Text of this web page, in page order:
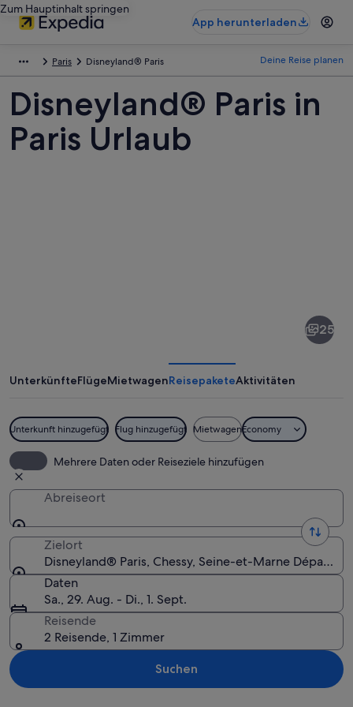
Zum Hauptinhalt springen
App herunterladen
Paris Disneyland® Paris Deine Reise planen
Disneyland® Paris in
Paris Urlaub
25
UnterkünfteFlügeMietwagenReisepaketeAktivitäten
Unterkunft hinzugefügt Flug hinzugefügt MietwagenEconomy
Mehrere Daten oder Reiseziele hinzufügen
Abreiseort
Zielort
Disneyland® Paris, Chessy, Seine-et-Marne
Daten
Sa., 29. Aug. - Di., 1. Sept.
Reisende
2 Reisende, 1 Zimmer
Suchen